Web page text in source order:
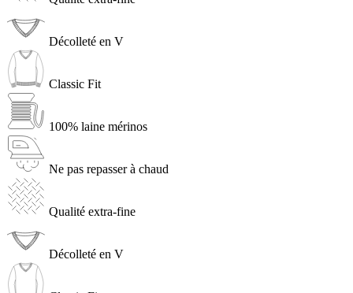
Décolleté en V
Classic Fit
100% laine mérinos
Ne pas repasser à chaud
Qualité extra-fine
Décolleté en V